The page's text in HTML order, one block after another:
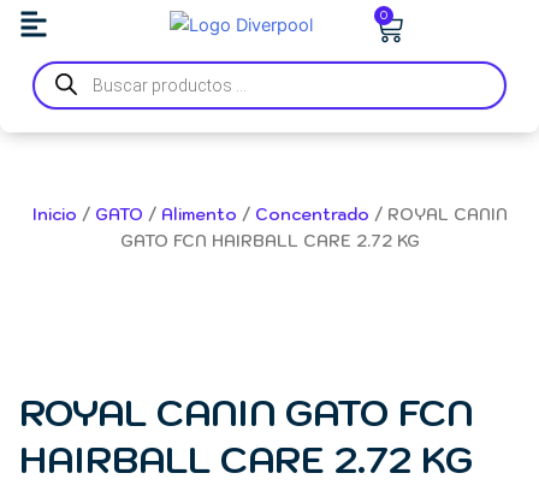
contenido
0
Carrito
Búsqueda
de
productos
Inicio / GATO / Alimento / Concentrado / ROYAL CANIN
GATO FCN HAIRBALL CARE 2.72 KG
ROYAL CANIN GATO FCN
HAIRBALL CARE 2.72 KG